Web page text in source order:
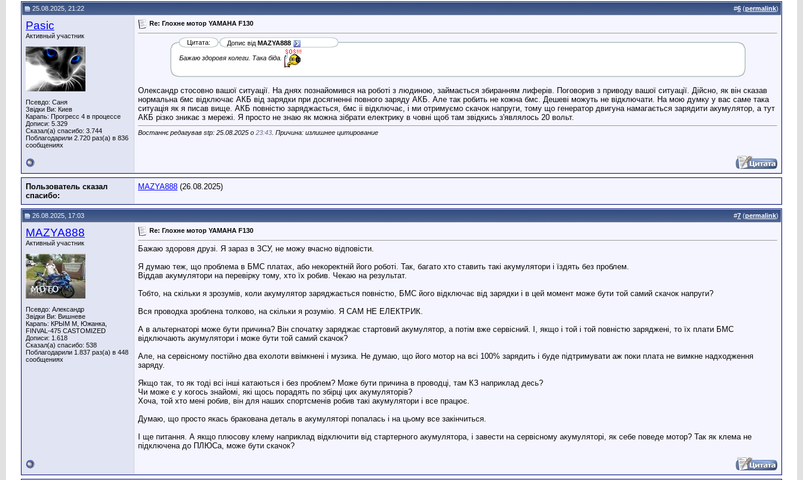
25.08.2025, 21:22 #6 (permalink)
Pasic
Активный участник
Псевдо: Саня
Звідки Ви: Киев
Карапь: Прогресс 4 в процессе
Дописи: 5.329
Сказал(а) спасибо: 3.744
Поблагодарили 2.720 раз(а) в 836
сообщениях
Re: Глохне мотор YAMAHA F130
Цитата: Допис від MAZYA888
Бажаю здоровя колеги. Така біда.
Олександр стосовно вашої ситуації. На днях познайомився на роботі з людиною, займається збиранням лиферів. Поговорив з приводу вашої ситуації. Дійсно, як він сказав
нормальна бмс відключає АКБ від зарядки при досягненні повного заряду АКБ. Але так робить не кожна бмс. Дешеві можуть не відключати. На мою думку у вас саме така
ситуація як я писав вище. АКБ повністю заряджається, бмс іі відключає, і ми отримуємо скачок напруги, тому що генератор двигуна намагається зарядити акумулятор, а тут
АКБ різко зникає з мережі. Я просто не знаю як можна зібрати електрику в човні щоб там звідкись з'являлось 20 вольт.
Востаннє редагував stp: 25.08.2025 о 23:43 . Причина: излишнее цитирование
Пользователь сказал
cпасибо:
MAZYA888 (26.08.2025)
26.08.2025, 17:03 #7 (permalink)
MAZYA888
Активный участник
Псевдо: Александр
Звідки Ви: Вишневе
Карапь: КРЫМ М, Южанка,
FINVAL-475 CASTOMIZED
Дописи: 1.618
Сказал(а) спасибо: 538
Поблагодарили 1.837 раз(а) в 448
сообщениях
Re: Глохне мотор YAMAHA F130
Бажаю здоровя друзі. Я зараз в ЗСУ, не можу вчасно відповісти.
Я думаю теж, що проблема в БМС платах, або некоректній його роботі. Так, багато хто ставить такі акумулятори і їздять без проблем.
Віддав акумулятори на перевірку тому, хто їх робив. Чекаю на результат.
Тобто, на скільки я зрозумів, коли акумулятор заряджається повністю, БМС його відключає від зарядки і в цей момент може бути той самий скачок напруги?
Вся проводка зроблена толково, на скільки я розумію. Я САМ НЕ ЕЛЕКТРИК.
А в альтернаторі може бути причина? Він спочатку заряджає стартовий акумулятор, а потім вже сервісний. І, якщо і той і той повністю заряджені, то їх плати БМС
відключають акумулятори і може бути той самий скачок?
Але, на сервісному постійно два ехолоти ввімкнені і музика. Не думаю, що його мотор на всі 100% зарядить і буде підтримувати аж поки плата не вимкне надходження
заряду.
Якщо так, то як тоді всі інші катаються і без проблем? Може бути причина в проводці, там КЗ наприклад десь?
Чи може є у когось знайомі, які щось порадять по збірці цих акумуляторів?
Хоча, той хто мені робив, він для наших спортсменів робив такі акумулятори і все працює.
Думаю, що просто якась бракована деталь в акумуляторі попалась і на цьому все закінчиться.
І ще питання. А якщо плюсову клему наприклад відключити від стартерного акумулятора, і завести на сервісному акумуляторі, як себе поведе мотор? Так як клема не
підключена до ПЛЮСа, може бути скачок?